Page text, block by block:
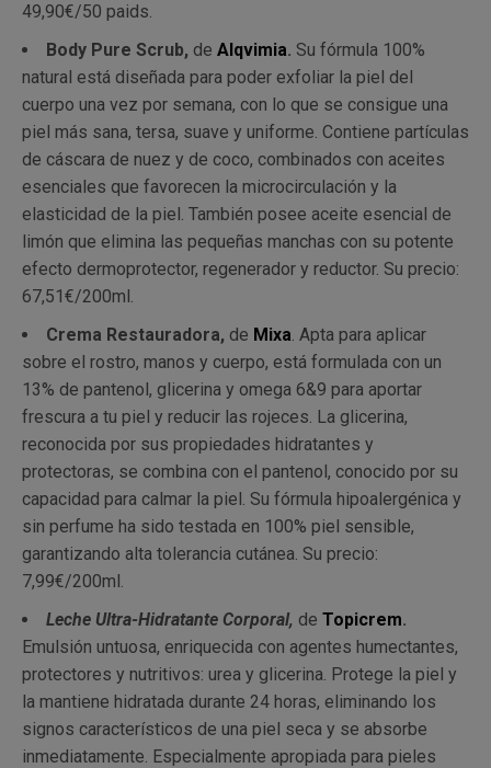
49,90€/50 paids.
Body Pure Scrub, de Alqvimia. Su fórmula 100%
natural está diseñada para poder exfoliar la piel del
cuerpo una vez por semana, con lo que se consigue una
piel más sana, tersa, suave y uniforme. Contiene partículas
de cáscara de nuez y de coco, combinados con aceites
esenciales que favorecen la microcirculación y la
elasticidad de la piel. También posee aceite esencial de
limón que elimina las pequeñas manchas con su potente
efecto dermoprotector, regenerador y reductor. Su precio:
67,51€/200ml.
Crema Restauradora, de Mixa. Apta para aplicar
sobre el rostro, manos y cuerpo, está formulada con un
13% de pantenol, glicerina y omega 6&9 para aportar
frescura a tu piel y reducir las rojeces. La glicerina,
reconocida por sus propiedades hidratantes y
protectoras, se combina con el pantenol, conocido por su
capacidad para calmar la piel. Su fórmula hipoalergénica y
sin perfume ha sido testada en 100% piel sensible,
garantizando alta tolerancia cutánea. Su precio:
7,99€/200ml.
Leche Ultra-Hidratante Corporal, de Topicrem.
Emulsión untuosa, enriquecida con agentes humectantes,
protectores y nutritivos: urea y glicerina. Protege la piel y
la mantiene hidratada durante 24 horas, eliminando los
signos característicos de una piel seca y se absorbe
inmediatamente. Especialmente apropiada para pieles